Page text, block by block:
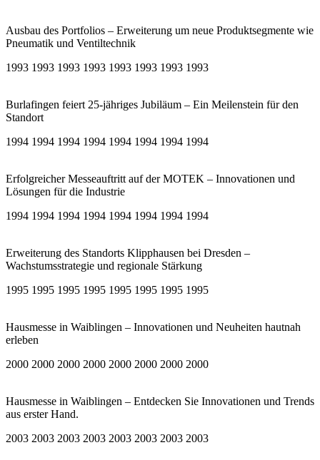
Ausbau des Portfolios – Erweiterung um neue Produktsegmente wie
Pneumatik und Ventiltechnik
1993 1993 1993 1993 1993 1993 1993 1993
Burlafingen feiert 25-jähriges Jubiläum – Ein Meilenstein für den
Standort
1994 1994 1994 1994 1994 1994 1994 1994
Erfolgreicher Messeauftritt auf der MOTEK – Innovationen und
Lösungen für die Industrie
1994 1994 1994 1994 1994 1994 1994 1994
Erweiterung des Standorts Klipphausen bei Dresden –
Wachstumsstrategie und regionale Stärkung
1995 1995 1995 1995 1995 1995 1995 1995
Hausmesse in Waiblingen – Innovationen und Neuheiten hautnah
erleben
2000 2000 2000 2000 2000 2000 2000 2000
Hausmesse in Waiblingen – Entdecken Sie Innovationen und Trends
aus erster Hand.
2003 2003 2003 2003 2003 2003 2003 2003